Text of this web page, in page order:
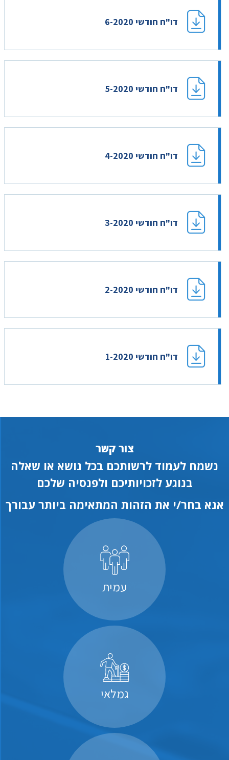
דו"ח חודשי 6-2020
דו"ח חודשי 5-2020
דו"ח חודשי 4-2020
דו"ח חודשי 3-2020
דו"ח חודשי 2-2020
דו"ח חודשי 1-2020
צור קשר
נשמח לעמוד לרשותכם בכל נושא או שאלה
בנוגע לזכויותיכם ולפנסיה שלכם
אנא בחר/י את הזהות המתאימה ביותר עבורך
עמית
גמלאי